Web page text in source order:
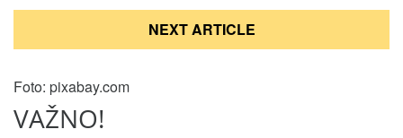
NEXT ARTICLE
Foto: pixabay.com
VAŽNO!